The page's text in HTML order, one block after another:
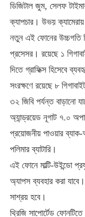
ডিজিটাল জুম, সেলফ
ক্যাপচার। উভয়
নতুন এই ফোনের উচ্চগতি
প্রসেসর। রয়েছে ১
দিতে গ্রাফিক্স হিসেবে
সংরক্ষণে রয়েছে ৮
৩২ জিবি পর্যন্ত বাড়ানো
অ্যান্ড্রয়েড নূগাট ৭.০
প্রয়োজনীয় পাওয়ার
পলিমার ব্যাটারি।
এই ফোনে মাল্টি-উইন্ডো
অ্যাপস ব্যবহার করা যাবে।
সাশ্রয় হবে।
থ্রিজি সাপোর্টেড